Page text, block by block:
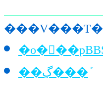
��ڲ���ܰ